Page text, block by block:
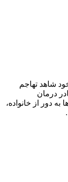
شاهد تهاجم
درمان
دور از خانواده،